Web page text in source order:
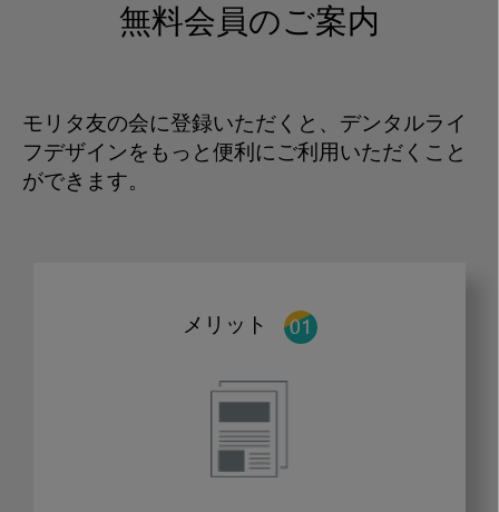
無料会員のご案内
モリタ友の会に登録いただくと、デンタルライ
フデザインをもっと便利にご利用いただくこと
ができます。
メリット